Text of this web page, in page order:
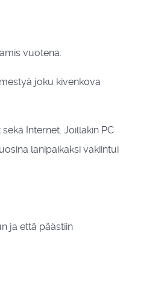
vuotena.
joku kivenkova
Internet. Joillakin PC
lanipaikaksi vakiintui
ja että päästiin